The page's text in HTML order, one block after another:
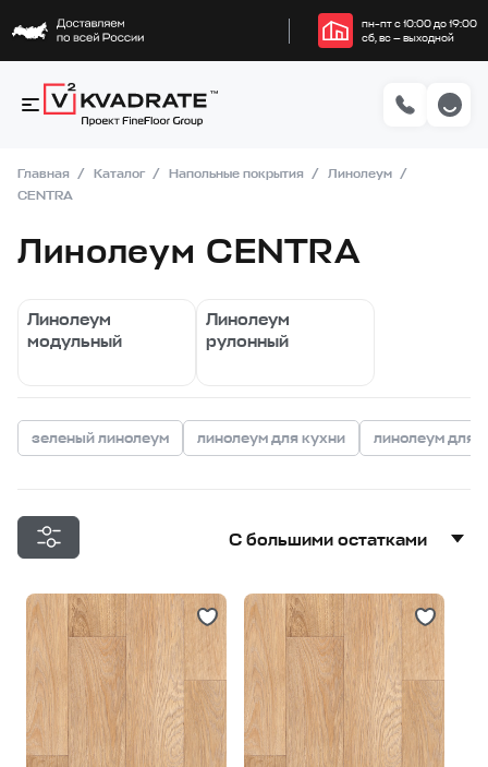
пн–пт с 10:00 до 19:00
сб, вс — выходной
Главная Каталог Напольные покрытия
Линолеум
CENTRA
Линолеум CENTRA
Линолеум
модульный
Линолеум
рулонный
зеленый линолеум линолеум для кухни линолеум для
С большими остатками
Дешевле
Дороже